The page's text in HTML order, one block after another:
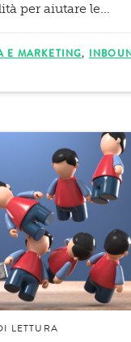
per aiutare le...
E MARKETING,
LETTURA